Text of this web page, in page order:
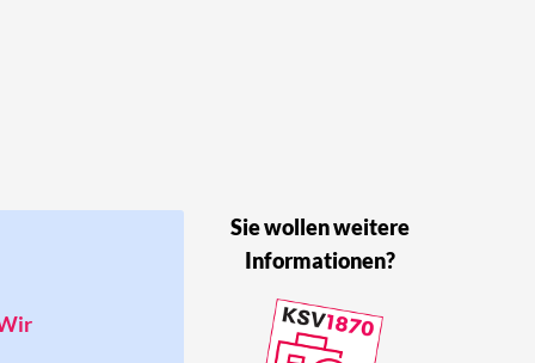
Sie wollen weitere
Informationen?